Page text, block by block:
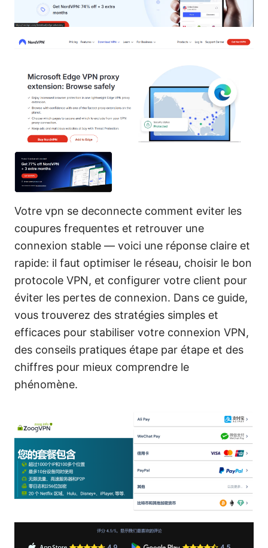
Votre vpn se deconnecte comment eviter les
coupures frequentes et retrouver une
connexion stable — voici une réponse claire et
rapide: il faut optimiser le réseau, choisir le bon
protocole VPN, et configurer votre client pour
éviter les pertes de connexion. Dans ce guide,
vous trouverez des stratégies simples et
efficaces pour stabiliser votre connexion VPN,
des conseils pratiques étape par étape et des
chiffres pour mieux comprendre le
phénomène.